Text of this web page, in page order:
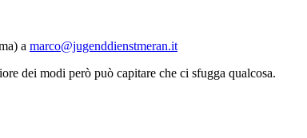
a marco@jugenddienstmeran.it
dei modi però può capitare che ci sfugga qualcosa.